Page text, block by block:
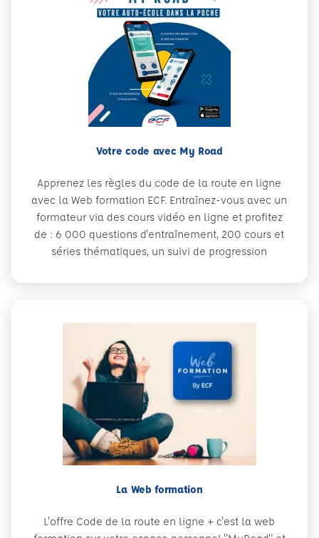
Votre code avec My Road
Apprenez les règles du code de la route en ligne
avec la Web formation ECF. Entraînez-vous avec un
formateur via des cours vidéo en ligne et profitez
de : 6 000 questions d'entraînement, 200 cours et
séries thématiques, un suivi de progression
La Web formation
L'offre Code de la route en ligne + c'est la web